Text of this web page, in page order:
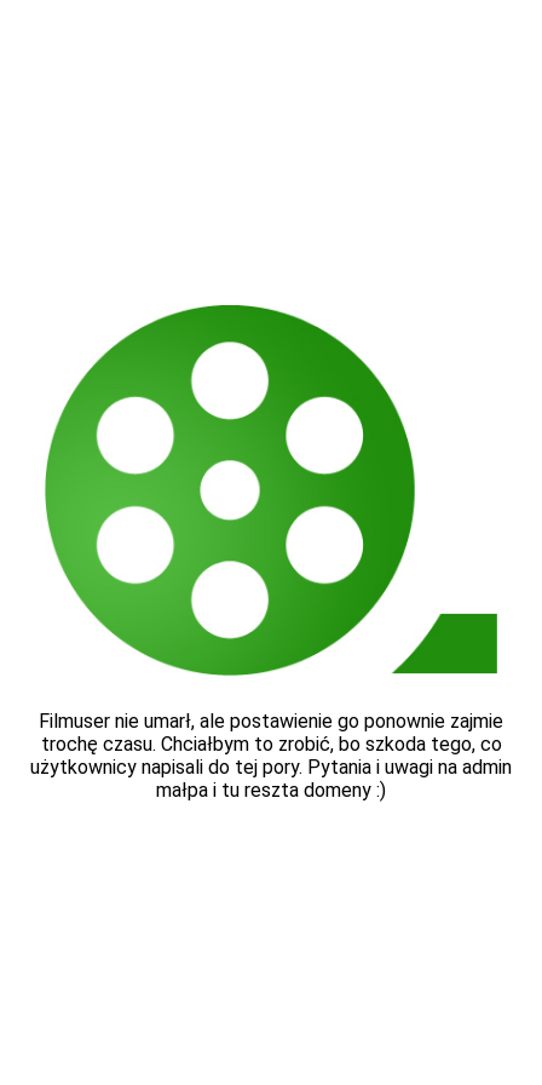
Filmuser nie umarł, ale postawienie go ponownie zajmie
trochę czasu. Chciałbym to zrobić, bo szkoda tego, co
użytkownicy napisali do tej pory. Pytania i uwagi na admin
małpa i tu reszta domeny :)